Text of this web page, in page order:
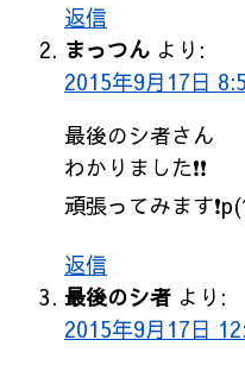
返信
まっつん より:
2015年9月17日
最後のシ者さん
わかりました❗❗
頑張ってみます
返信
最後のシ者 より:
2015年9月17日